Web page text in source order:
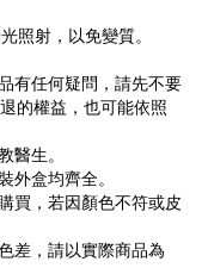
照射，以免變質。
有任何疑問，請先不要
的權益，也可能依照
醫生。
外盒均齊全。
買，若因顏色不符或皮
差，請以實際商品為